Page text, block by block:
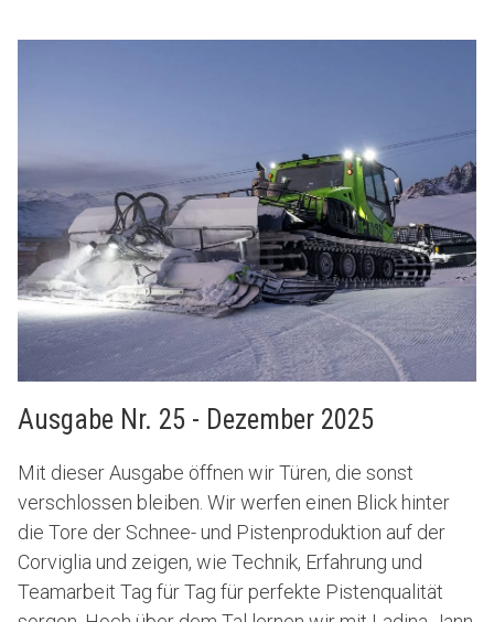
Ausgabe Nr. 25 - Dezember 2025
Mit dieser Ausgabe öffnen wir Türen, die sonst
verschlossen bleiben. Wir werfen einen Blick hinter
die Tore der Schnee- und Pistenproduktion auf der
Corviglia und zeigen, wie Technik, Erfahrung und
Teamarbeit Tag für Tag für perfekte Pistenqualität